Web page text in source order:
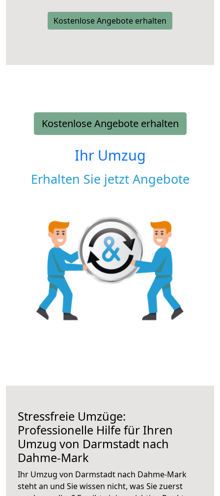
Kostenlose Angebote erhalten
Kostenlose Angebote erhalten
Ihr Umzug
Erhalten Sie jetzt Angebote
Stressfreie Umzüge:
Professionelle Hilfe für Ihren
Umzug von Darmstadt nach
Dahme-Mark
Ihr Umzug von Darmstadt nach Dahme-Mark
steht an und Sie wissen nicht, was Sie zuerst